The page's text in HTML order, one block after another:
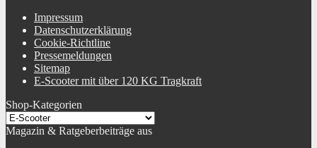
Impressum
Datenschutzerklärung
Cookie-Richtline
Pressemeldungen
Sitemap
E-Scooter mit über 120 KG Tragkraft
Shop-Kategorien
Magazin & Ratgeberbeiträge aus